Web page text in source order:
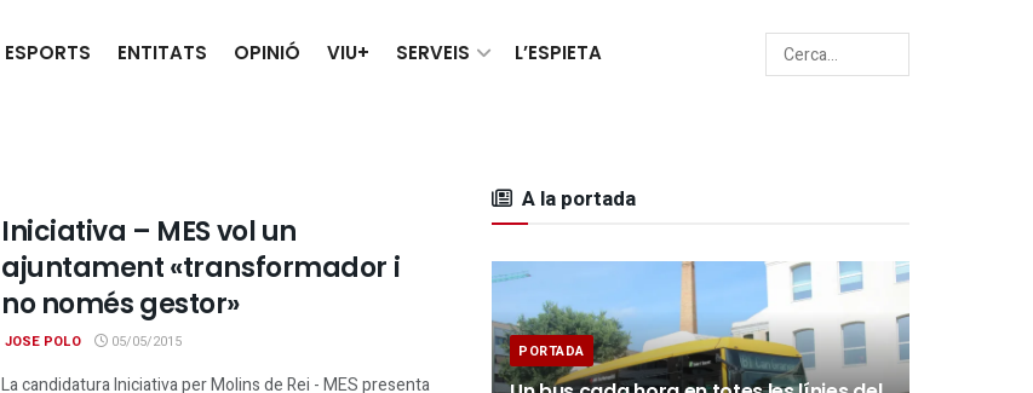
ESPORTS ENTITATS OPINIÓ VIU+ SERVEIS L’ESPIETA
Iniciativa – MES vol un
ajuntament «transformador i
no només gestor»
JOSE POLO 05/05/2015
La candidatura Iniciativa per Molins de Rei - MES presenta
A la portada
PORTADA